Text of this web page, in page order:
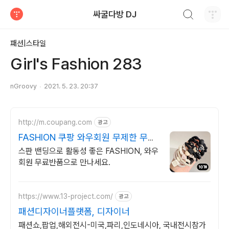
싸굴다방 DJ
패션|스타일
Girl's Fashion 283
nGroovy 2021. 5. 23. 20:37
http://m.coupang.com 광고
FASHION 쿠팡 와우회원 무제한 무료
배송
스판 밴딩으로 활동성 좋은 FASHION, 와우
회원 무료반품으로 만나세요.
https://www.13-project.com/ 광고
패션디자이너플랫폼, 디자이너
패션쇼,팝업,해외전시-미국,파리,인도네시아, 국내전시참가